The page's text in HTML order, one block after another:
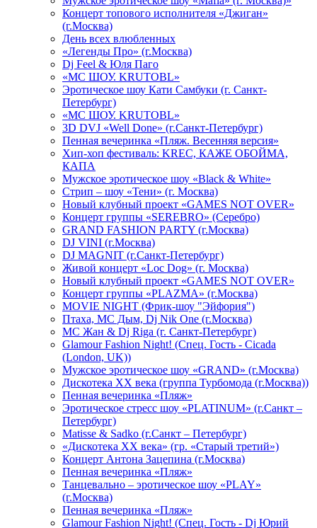
Концерт топового исполнителя «Джиган»
(г.Москва)
День всех влюбленных
«Легенды Про» (г.Москва)
Dj Feel & Юля Паго
«МС ШОУ. KRUTOBL»
Эротическое шоу Кати Самбуки (г. Санкт-
Петербург)
«МС ШОУ. KRUTOBL»
3D DVJ «Well Done» (г.Санкт-Петербург)
Пенная вечеринка «Пляж. Весенняя версия»
Хип-хоп фестиваль: KREC, КАЖЕ ОБОЙМА,
КАПА
Мужское эротическое шоу «Black & White»
Стрип – шоу «Тени» (г. Москва)
Новый клубный проект «GAMES NOT OVER»
Концерт группы «SEREBRO» (Серебро)
GRAND FASHION PARTY (г.Москва)
DJ VINI (г.Москва)
DJ MAGNIT (г.Санкт-Петербург)
Живой концерт «Loc Dog» (г. Москва)
Новый клубный проект «GAMES NOT OVER»
Концерт группы «PLAZMA» (г.Москва)
MOVIE NIGHT (Фрик-шоу "Эйфория")
Птаха, МС Дым, Dj Nik One (г.Москва)
МС Жан & Dj Riga (г. Санкт-Петербург)
Glamour Fashion Night! (Спец. Гость - Cicada
(London, UK))
Мужское эротическое шоу «GRAND» (г.Москва)
Дискотека XX века (группа Турбомода (г.Москва))
Пенная вечеринка «Пляж»
Эротическое стресс шоу «PLATINUM» (г.Санкт –
Петербург)
Matisse & Sadko (г.Санкт – Петербург)
«Дискотека ХХ века» (гр. «Старый третий»)
Концерт Антона Зацепина (г.Москва)
Пенная вечеринка «Пляж»
Танцевально – эротическое шоу «PLAY»
(г.Москва)
Пенная вечеринка «Пляж»
Glamour Fashion Night! (Спец. Гость - Dj Юрий